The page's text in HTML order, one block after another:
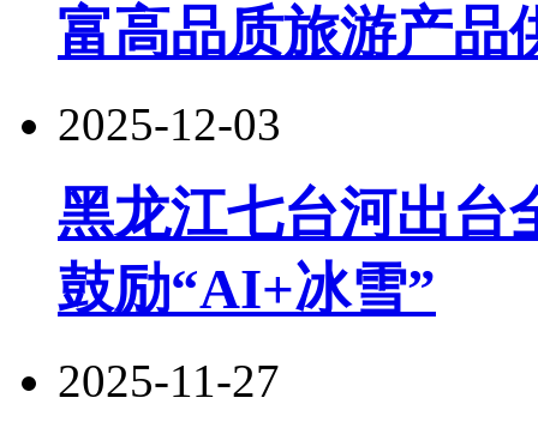
富高品质旅游产品
2025-12-03
黑龙江七台河出台
鼓励“AI+冰雪”
2025-11-27